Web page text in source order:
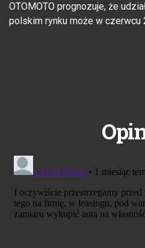
OTOMOTO prognozuje, że
polskim rynku może w czerwcu